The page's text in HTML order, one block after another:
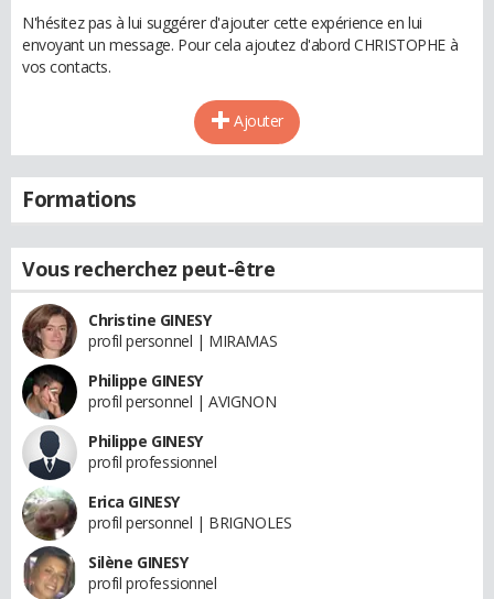
N'hésitez pas à lui suggérer d'ajouter cette expérience en lui
envoyant un message. Pour cela ajoutez d'abord CHRISTOPHE à
vos contacts.
Ajouter
Formations
Vous recherchez peut-être
Christine GINESY
profil personnel | MIRAMAS
Philippe GINESY
profil personnel | AVIGNON
Philippe GINESY
profil professionnel
Erica GINESY
profil personnel | BRIGNOLES
Silène GINESY
profil professionnel